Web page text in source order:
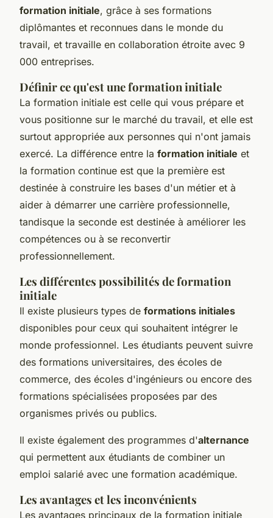
formation initiale, grâce à ses formations
diplômantes et reconnues dans le monde du
travail, et travaille en collaboration étroite avec 9
000 entreprises.
Définir ce qu'est une formation initiale
La formation initiale est celle qui vous prépare et
vous positionne sur le marché du travail, et elle est
surtout appropriée aux personnes qui n'ont jamais
exercé. La différence entre la formation initiale et
la formation continue est que la première est
destinée à construire les bases d'un métier et à
aider à démarrer une carrière professionnelle,
tandisque la seconde est destinée à améliorer les
compétences ou à se reconvertir
professionnellement.
Les différentes possibilités de formation
initiale
Il existe plusieurs types de formations initiales
disponibles pour ceux qui souhaitent intégrer le
monde professionnel. Les étudiants peuvent suivre
des formations universitaires, des écoles de
commerce, des écoles d'ingénieurs ou encore des
formations spécialisées proposées par des
organismes privés ou publics.
Il existe également des programmes d'alternance
qui permettent aux étudiants de combiner un
emploi salarié avec une formation académique.
Les avantages et les inconvénients
Les avantages principaux de la formation initiale